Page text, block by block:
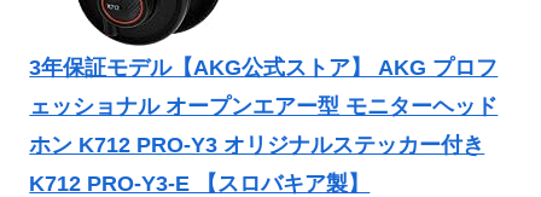
3年保証モデル【AKG公式ストア】 AKG プロフ
ェッショナル オープンエアー型 モニターヘッド
ホン K712 PRO-Y3 オリジナルステッカー付き
K712 PRO-Y3-E 【スロバキア製】